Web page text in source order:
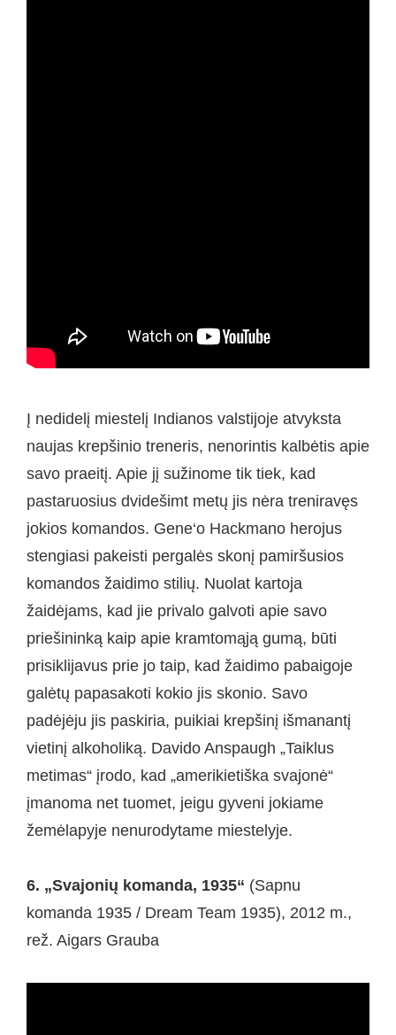
Į nedidelį miestelį Indianos valstijoje atvyksta
naujas krepšinio treneris, nenorintis kalbėtis apie
savo praeitį. Apie jį sužinome tik tiek, kad
pastaruosius dvidešimt metų jis nėra treniravęs
jokios komandos. Gene‘o Hackmano herojus
stengiasi pakeisti pergalės skonį pamiršusios
komandos žaidimo stilių. Nuolat kartoja
žaidėjams, kad jie privalo galvoti apie savo
priešininką kaip apie kramtomąją gumą, būti
prisiklijavus prie jo taip, kad žaidimo pabaigoje
galėtų papasakoti kokio jis skonio. Savo
padėjėju jis paskiria, puikiai krepšinį išmanantį
vietinį alkoholiką. Davido Anspaugh „Taiklus
metimas“ įrodo, kad „amerikietiška svajonė“
įmanoma net tuomet, jeigu gyveni jokiame
žemėlapyje nenurodytame miestelyje.
6. „Svajonių komanda, 1935“ (Sapnu
komanda 1935 / Dream Team 1935), 2012 m.,
rež. Aigars Grauba